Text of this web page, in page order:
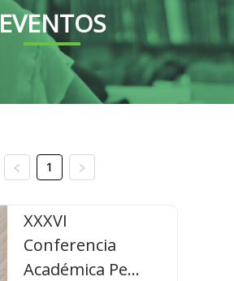
EVENTOS
1
XXXVI
Conferencia
Académica Pe...